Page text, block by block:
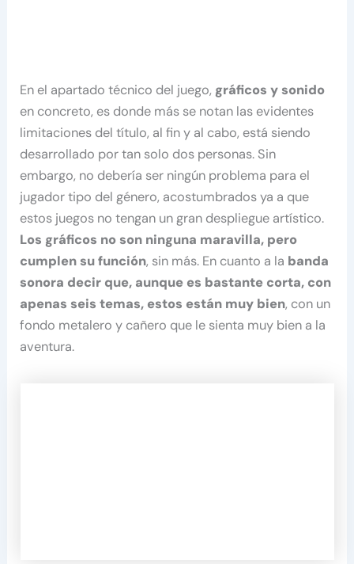
En el apartado técnico del juego, gráficos y sonido
en concreto, es donde más se notan las evidentes
limitaciones del título, al fin y al cabo, está siendo
desarrollado por tan solo dos personas. Sin
embargo, no debería ser ningún problema para el
jugador tipo del género, acostumbrados ya a que
estos juegos no tengan un gran despliegue artístico.
Los gráficos no son ninguna maravilla, pero
cumplen su función, sin más. En cuanto a la banda
sonora decir que, aunque es bastante corta, con
apenas seis temas, estos están muy bien, con un
fondo metalero y cañero que le sienta muy bien a la
aventura.